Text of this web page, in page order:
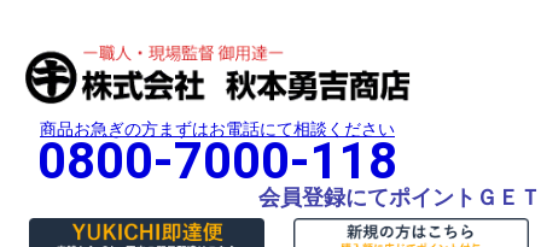
商品お急ぎの方まずはお電話にて相談ください
0800-7000-118
会員登録にてポイントＧＥＴ